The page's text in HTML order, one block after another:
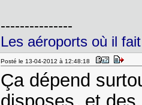
---------------
Les aéroports où il
Posté le 13-04-2012 à 12:48:18
Ça dépend
disposes, et